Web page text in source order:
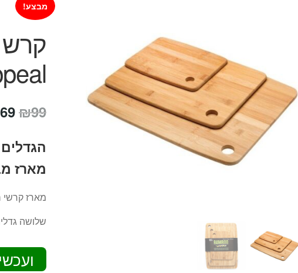
מבצע!
₪99
69
מארז
מארז קרשי
שלושה